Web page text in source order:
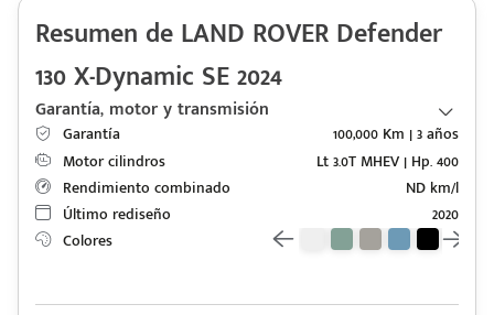
Resumen de LAND ROVER Defender
130 X-Dynamic SE 2024
Garantía, motor y transmisión
Garantía
100,000 Km | 3 años
Motor cilindros
Lt 3.0T MHEV | Hp. 400
Rendimiento combinado
ND km/l
Último rediseño
2020
Colores